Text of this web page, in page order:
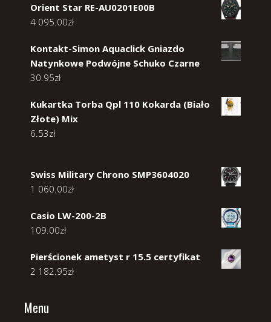
Orient Star RE-AU0201E00B
4 095.00zł
Kontakt-Simon Aquaclick Gniazdo
Natynkowe Podwójne Schuko Czarne
30.95zł
Kukartka Torba Qpl 110 Kokarda (Biało
Złote) Mix
6.53zł
Swiss Military Chrono SMP3604020
1 060.00zł
Casio LW-200-2B
109.00zł
Pierścionek ametyst r 15.5 certyfikat
2 182.95zł
Menu